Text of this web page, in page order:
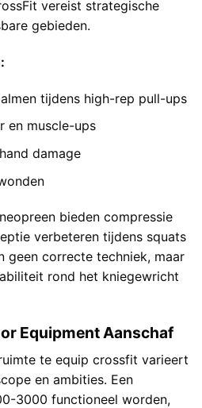
vereist strategische
gebieden.
tijdens high-rep pull-ups
en muscle-ups
damage
bieden compressie
verbeteren tijdens squats
geen correcte techniek, maar
rond het kniegewricht
Equipment Aanschaf
te equip crossfit varieert
en ambities. Een
3000 functioneel worden,